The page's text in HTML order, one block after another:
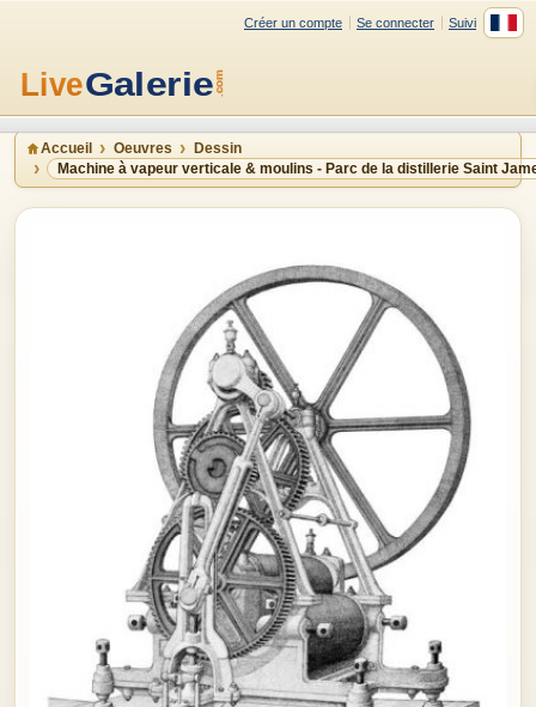
Créer un compte Se connecter Suivi
Accueil Oeuvres
Dessin
Machine à vapeur verticale & moulins - Parc de la distillerie Saint